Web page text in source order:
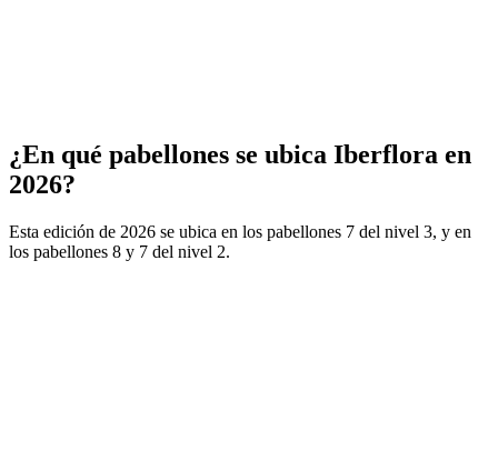
¿En qué pabellones se ubica Iberflora en
2026?
Esta edición de 2026 se ubica en los pabellones 7 del nivel 3, y en
los pabellones 8 y 7 del nivel 2.